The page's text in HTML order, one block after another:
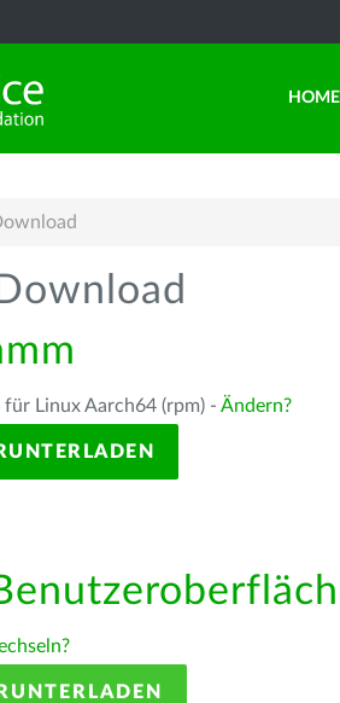
HOME
Linux Aarch64 (rpm) - Ändern?